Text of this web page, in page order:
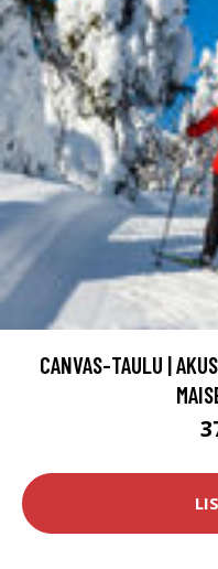
CANVAS-TAULU |